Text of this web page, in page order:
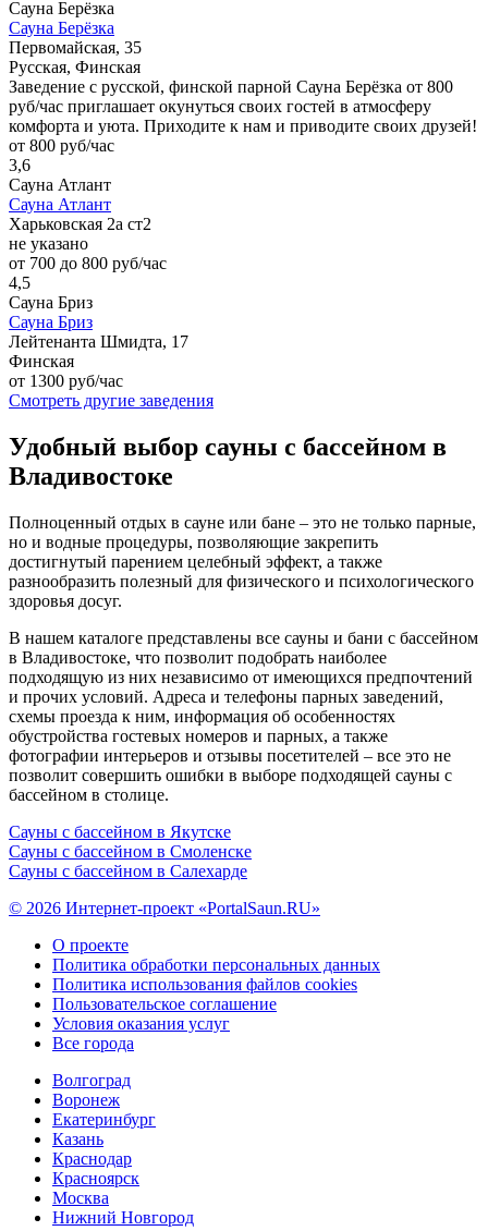
Сауна Берёзка
Сауна Берёзка
Первомайская, 35
Русская, Финская
Заведение с русской, финской парной Сауна Берёзка от 800
руб/час приглашает окунуться своих гостей в атмосферу
комфорта и уюта. Приходите к нам и приводите своих друзей!
от 800 руб/час
3,6
Сауна Атлант
Сауна Атлант
Харьковская 2а ст2
не указано
от 700 до 800 руб/час
4,5
Сауна Бриз
Сауна Бриз
Лейтенанта Шмидта, 17
Финская
от 1300 руб/час
Смотреть другие заведения
Удобный выбор сауны с бассейном в
Владивостоке
Полноценный отдых в сауне или бане – это не только парные,
но и водные процедуры, позволяющие закрепить
достигнутый парением целебный эффект, а также
разнообразить полезный для физического и психологического
здоровья досуг.
В нашем каталоге представлены все сауны и бани с бассейном
в Владивостоке, что позволит подобрать наиболее
подходящую из них независимо от имеющихся предпочтений
и прочих условий. Адреса и телефоны парных заведений,
схемы проезда к ним, информация об особенностях
обустройства гостевых номеров и парных, а также
фотографии интерьеров и отзывы посетителей – все это не
позволит совершить ошибки в выборе подходящей сауны с
бассейном в столице.
Сауны с бассейном в Якутске
Сауны с бассейном в Смоленске
Сауны с бассейном в Салехарде
© 2026 Интернет-проект «PortalSaun.RU»
О проекте
Политика обработки персональных данных
Политика использования файлов cookies
Пользовательское соглашение
Условия оказания услуг
Все города
Волгоград
Воронеж
Екатеринбург
Казань
Краснодар
Красноярск
Москва
Нижний Новгород